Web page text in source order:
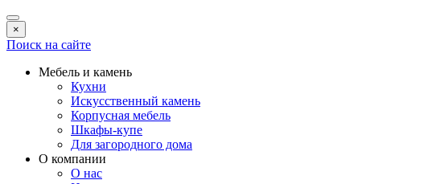
×
Поиск на сайте
Мебель и камень
Кухни
Искусственный камень
Корпусная мебель
Шкафы-купе
Для загородного дома
О компании
О нас